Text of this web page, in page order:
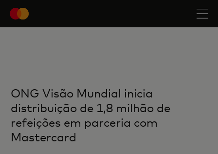
ONG Visão Mundial inicia
distribuição de 1,8 milhão de
refeições em parceria com
Mastercard